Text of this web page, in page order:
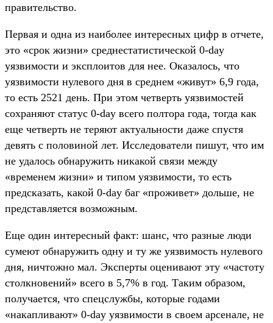
правительство.
Первая и одна из наиболее интересных цифр в отчете,
это «срок жизни» среднестатистической 0-day
уязвимости и эксплоитов для нее. Оказалось, что
уязвимости нулевого дня в среднем «живут» 6,9 года,
то есть 2521 день. При этом четверть уязвимостей
сохраняют статус 0-day всего полтора года, тогда как
еще четверть не теряют актуальности даже спустя
девять с половиной лет. Исследователи пишут, что им
не удалось обнаружить никакой связи между
«временем жизни» и типом уязвимости, то есть
предсказать, какой 0-day баг «проживет» дольше, не
представляется возможным.
Еще один интересный факт: шанс, что разные люди
сумеют обнаружить одну и ту же уязвимость нулевого
дня, ничтожно мал. Эксперты оценивают эту «частоту
столкновений» всего в 5,7% в год. Таким образом,
получается, что спецслужбы, которые годами
«накапливают» 0-day уязвимости в своем арсенале, не